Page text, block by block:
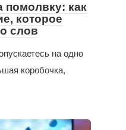
помолвку: как
которое
слов
на одно
коробочка,